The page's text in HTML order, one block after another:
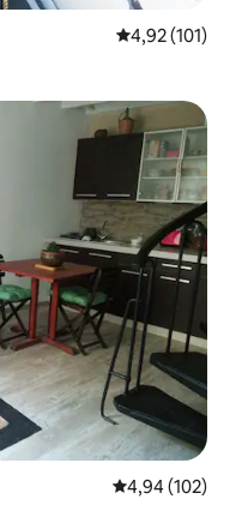
4,92 (101)
4,94 (102)